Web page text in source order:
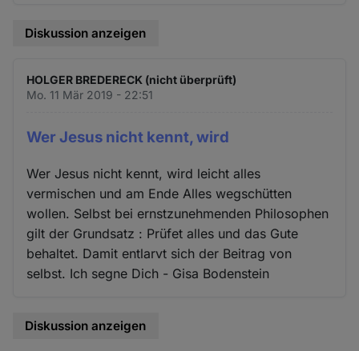
Diskussion anzeigen
HOLGER BREDERECK (nicht überprüft)
Mo. 11 Mär 2019 - 22:51
Wer Jesus nicht kennt, wird
Wer Jesus nicht kennt, wird leicht alles
vermischen und am Ende Alles wegschütten
wollen. Selbst bei ernstzunehmenden Philosophen
gilt der Grundsatz : Prüfet alles und das Gute
behaltet. Damit entlarvt sich der Beitrag von
selbst. Ich segne Dich - Gisa Bodenstein
Diskussion anzeigen